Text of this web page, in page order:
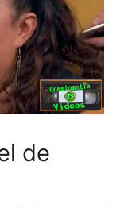
de